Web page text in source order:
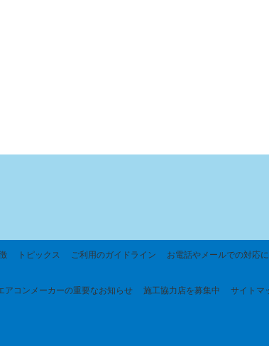
トピックス ご利用のガイドライン お電話やメールでの対応
アコンメーカーの重要なお知らせ 施工協力店を募集中 サイトマ